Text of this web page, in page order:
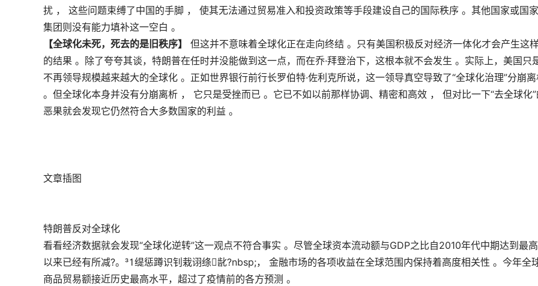
扰 ， 这些问题束缚了中国的手脚 ， 使其无法通过贸易准入和投资政策等手段建设自己的国际秩序 。其他国家或国家
集团则没有能力填补这一空白 。
【全球化未死，死去的是旧秩序】
但这并不意味着全球化正在走向终结 。只有美国积极反对经济一体化才会产生这
的结果 。除了夸夸其谈，特朗普在任时并没能做到这一点，而在乔·拜登治下，这根本就不会发生 。实际上，美国只
不再领导规模越来越大的全球化 。正如世界银行前行长罗伯特·佐利克所说，这一领导真空导致了“全球化治理”分崩
。但全球化本身并没有分崩离析 ， 它只是受挫而已 。它已不如以前那样协调、精密和高效 ， 但对比一下“去全球化
恶果就会发现它仍然符合大多数国家的利益 。
文章插图
特朗普反对全球化
看看经济数据就会发现“全球化逆转”这一观点不符合事实 。尽管全球资本流动额与GDP之比自2010年代中期达到最
以来已经有所减?。缇惩蹲识钊栽诩绦龀?nbsp;， 金融市场的各项收益在全球范围内保持着高度相关性 。今年全
商品贸易额接近历史最高水平，超过了疫情前的各方预测 。